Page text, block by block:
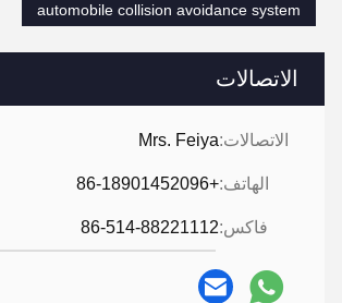
الاتصالات
الاتصالات:Mrs. Feiya
الهاتف:+86-18901452096
فاكس:86-514-88221112
automobile collision avoidance system